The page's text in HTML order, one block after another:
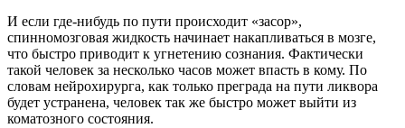
И если где-нибудь по пути происходит «засор»,
спинномозговая жидкость начинает накапливаться в мозге,
что быстро приводит к угнетению сознания. Фактически
такой человек за несколько часов может впасть в кому. По
словам нейрохирурга, как только преграда на пути ликвора
будет устранена, человек так же быстро может выйти из
коматозного состояния.